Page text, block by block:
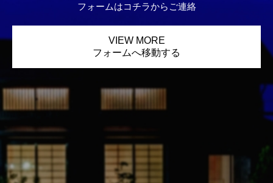
フォームはコチラからご連絡
VIEW MORE
フォームへ移動する